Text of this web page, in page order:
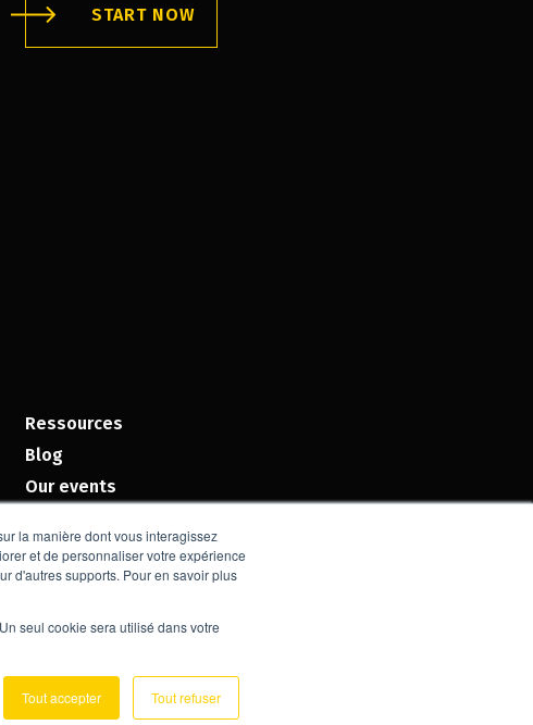
la manière dont vous interagissez
et de personnaliser votre expérience
d'autres supports. Pour en savoir plus
seul cookie sera utilisé dans votre
Tout accepter Tout refuser
START NOW
Ressources
Blog
Our events